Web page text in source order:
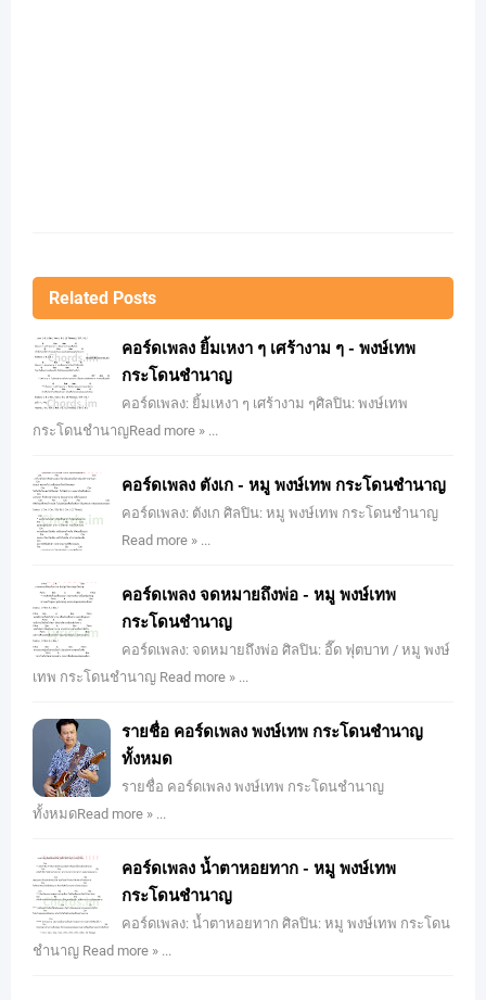
Related Posts
คอร์ดเพลง ยิ้มเหงา ๆ เศร้างาม ๆ - พงษ์เทพ
กระโดนชำนาญ
คอร์ดเพลง: ยิ้มเหงา ๆ เศร้างาม ๆศิลปิน: พงษ์เทพ
กระโดนชำนาญRead more » ...
คอร์ดเพลง ตังเก - หมู พงษ์เทพ กระโดนชำนาญ
คอร์ดเพลง: ตังเก ศิลปิน: หมู พงษ์เทพ กระโดนชำนาญ
Read more » ...
คอร์ดเพลง จดหมายถึงพ่อ - หมู พงษ์เทพ
กระโดนชำนาญ
คอร์ดเพลง: จดหมายถึงพ่อ ศิลปิน: อี๊ด ฟุตบาท / หมู พงษ์
เทพ กระโดนชำนาญ Read more » ...
รายชื่อ คอร์ดเพลง พงษ์เทพ กระโดนชํานาญ
ทั้งหมด
รายชื่อ คอร์ดเพลง พงษ์เทพ กระโดนชํานาญ
ทั้งหมดRead more » ...
คอร์ดเพลง น้ำตาหอยทาก - หมู พงษ์เทพ
กระโดนชำนาญ
คอร์ดเพลง: น้ำตาหอยทาก ศิลปิน: หมู พงษ์เทพ กระโดน
ชำนาญ Read more » ...